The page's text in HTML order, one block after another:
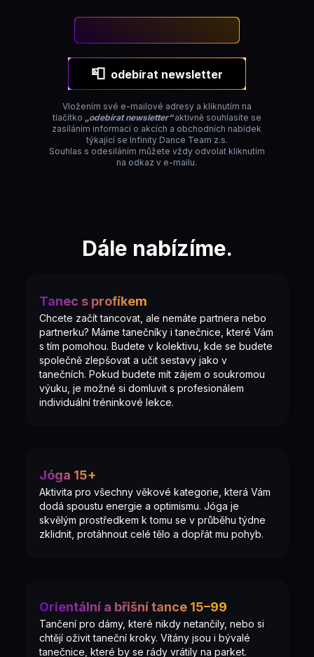
📮 odebírat newsletter
Vložením své e-mailové adresy a kliknutím na
tlačítko „odebírat newsletter“ aktivně souhlasíte se
zasíláním informací o akcích a obchodních nabídek
týkající se Infinity Dance Team z.s.
Souhlas s odesiláním můžete vždy odvolat kliknutím
na odkaz v e-mailu.
Dále nabízíme.
Tanec s profíkem
Chcete začít tancovat, ale nemáte partnera nebo
partnerku? Máme tanečníky i tanečnice, které Vám
s tím pomohou. Budete v kolektivu, kde se budete
společně zlepšovat a učit sestavy jako v
tanečních. Pokud budete mít zájem o soukromou
výuku, je možné si domluvit s profesionálem
individuální tréninkové lekce.
Jóga 15+
Aktivita pro všechny věkové kategorie, která Vám
dodá spoustu energie a optimismu. Jóga je
skvělým prostředkem k tomu se v průběhu týdne
zklidnit, protáhnout celé tělo a dopřát mu pohyb.
Orientální a břišní tance 15–99
Tančení pro dámy, které nikdy netančily, nebo si
chtějí oživit taneční kroky. Vítány jsou i bývalé
tanečnice, které by se rády vrátily na parket.